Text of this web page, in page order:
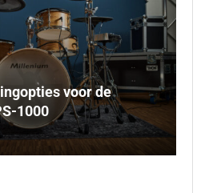
voor de
1000